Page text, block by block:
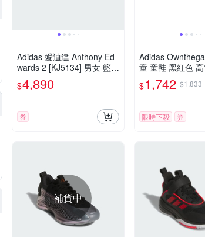
Adidas 愛迪達 Anthony Ed
wards 2 [KJ5134] 男女 籃球
鞋 穩定 支撐 緩震 銀 藍
$4,890
券
Adidas
童 童鞋 黑紅色
鬼氈 耐磨 緩震 籃
939
$1,742 $1,833
限時下殺 券
補貨中